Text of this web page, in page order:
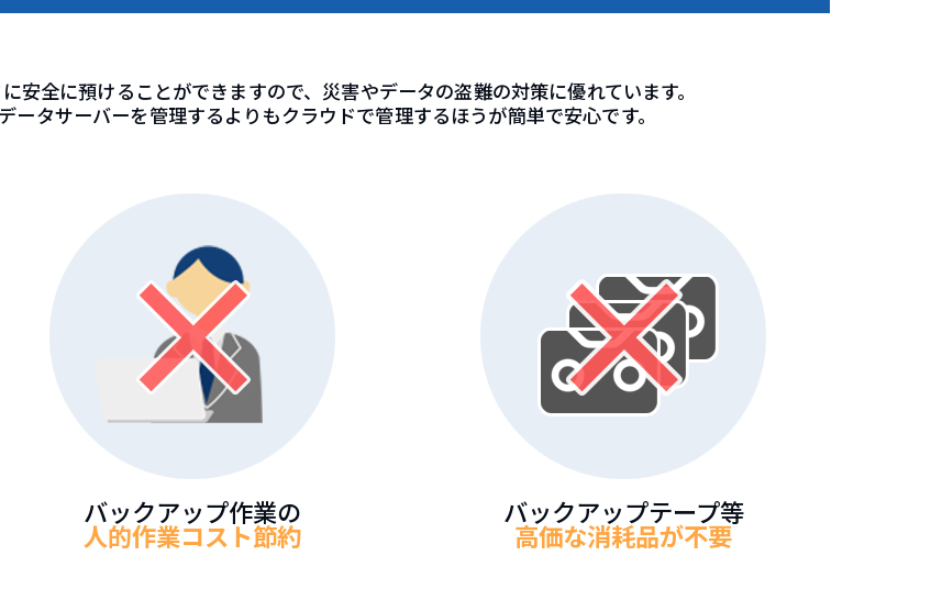
安全に預けることができますので、災害やデータの盗難の対策に優れています。
タサーバーを管理するよりもクラウドで管理するほうが簡単で安心です。
バックアップ作業の
人的作業コスト節約
バックアップテープ等
高価な消耗品が不要